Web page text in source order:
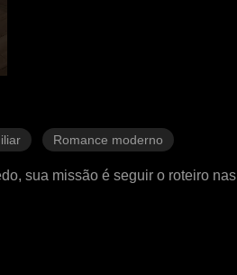
Romance moderno
sua missão é seguir o roteiro nas